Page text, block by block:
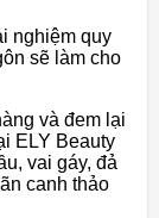
nghiệm quy
sẽ làm cho
và đem lại
ELY Beauty
vai gáy, đả
canh thảo